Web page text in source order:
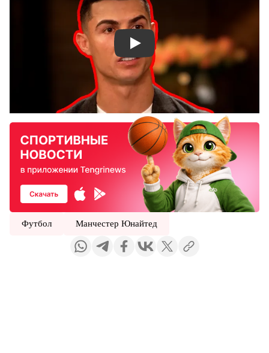
Смотреть видео YouTube
Футбол Манчестер Юнайтед